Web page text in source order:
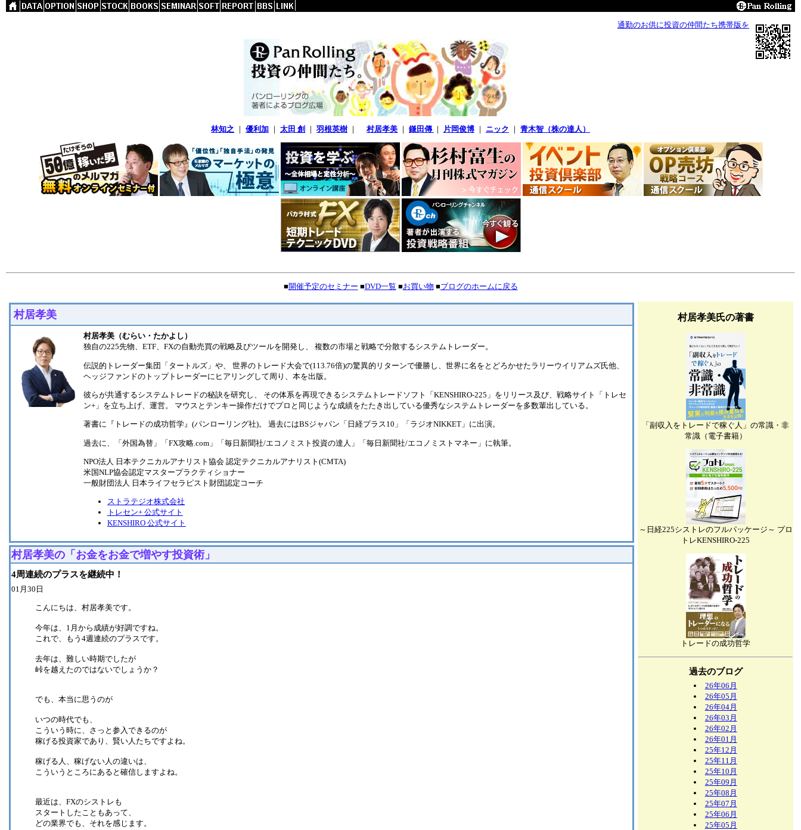
通勤のお供に投資の仲間たち携帯版を
林知之 ｜ 優利加 ｜ 太田 創 ｜ 羽根英樹 ｜ 村居孝美 ｜ 鎌田傳 ｜ 片岡俊博 ｜ ニック ｜ 青木智（株の達人）
■開催予定のセミナー ■DVD一覧 ■お買い物 ■ブログのホームに戻る
村居孝美
村居孝美（むらい・たかよし）
独自の225先物、ETF、FXの自動売買の戦略及びツールを開発し、 複数の市場と戦略で分散するシステムトレーダー。
伝説的トレーダー集団「タートルズ」や、 世界のトレード大会で(113.76倍)の驚異的リターンで優勝し、世界に名をとどろかせたラリーウイリアムズ氏他、
ヘッジファンドのトップトレーダーにヒアリングして周り、本を出版。
彼らが共通するシステムトレードの秘訣を研究し、 その体系を再現できるシステムトレードソフト「KENSHIRO-225」をリリース及び、戦略サイト「トレセ
ン+」を立ち上げ、運営。 マウスとテンキー操作だけでプロと同じような成績をたたき出している優秀なシステムトレーダーを多数輩出している。
著書に『トレードの成功哲学』(パンローリング社)。 過去にはBSジャパン「日経プラス10」「ラジオNIKKET」に出演。
過去に、「外国為替」「FX攻略.com」「毎日新聞社/エコノミスト投資の達人」「毎日新聞社/エコノミストマネー」に執筆。
NPO法人 日本テクニカルアナリスト協会 認定テクニカルアナリスト(CMTA)
米国NLP協会認定マスタープラクティショナー
一般財団法人 日本ライフセラピスト財団認定コーチ
ストラテジオ株式会社
トレセン+ 公式サイト
KENSHIRO 公式サイト
村居孝美の「お金をお金で増やす投資術」
4周連続のプラスを継続中！
01月30日
こんにちは、村居孝美です。
今年は、1月から成績が好調ですね。
これで、もう4週連続のプラスです。
去年は、難しい時期でしたが
峠を越えたのではないでしょうか？
でも、本当に思うのが
いつの時代でも、
こういう時に、さっと参入できるのが
稼げる投資家であり、賢い人たちですよね。
稼げる人、稼げない人の違いは、
こういうところにあると確信しますよね。
最近は、FXのシストレも
スタートしたこともあって、
どの業界でも、それを感じます。
村居孝美氏の著書
「副収入をトレードで稼ぐ人」の常識・非
常識（電子書籍）
～日経225シストレのフルパッケージ～ プロ
トレKENSHIRO-225
トレードの成功哲学
過去のブログ
26年06月
26年05月
26年04月
26年03月
26年02月
26年01月
25年12月
25年11月
25年10月
25年09月
25年08月
25年07月
25年06月
25年05月